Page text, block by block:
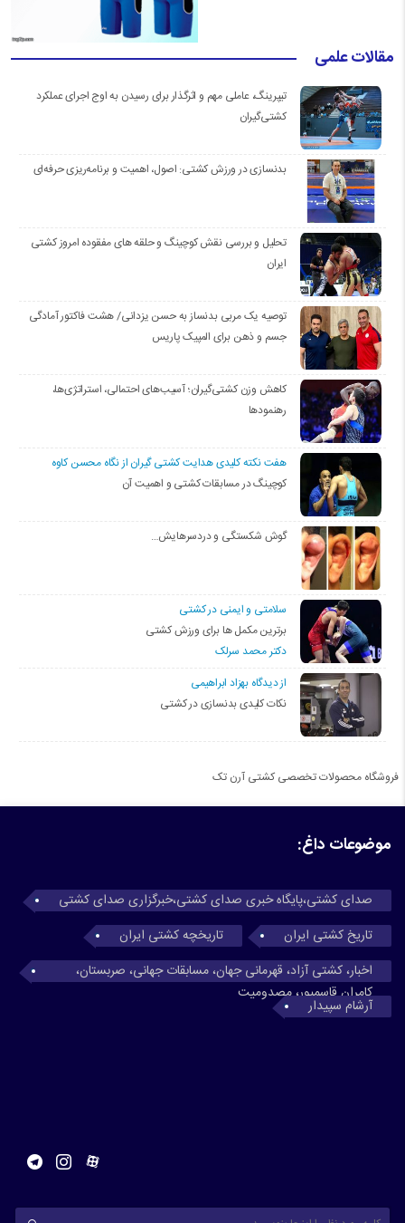
مقالات علمی
تیپرینگ، عاملی مهم و اثرگذار برای رسیدن به اوج اجرای عملکرد
کشتی‌گیران
بدنسازی در ورزش کشتی: اصول، اهمیت و برنامه‌ریزی حرفه‌ای
تحلیل و بررسی نقش کوچینگ و حلقه های مفقوده امروز کشتی
ایران
توصیه یک مربی بدنساز به حسن یزدانی/ هشت فاکتور آمادگی
جسم و ذهن برای المپیک پاریس
کاهش وزن کشتی‌گیران؛ آسیب‌های احتمالی، استراتژی‌ها،
رهنمودها
هفت نکته کلیدی هدایت کشتی گیران از نگاه محسن کاوه
کوچینگ در مسابقات کشتی و اهمیت آن
گوش شکستگی و دردسرهایش…
سلامتی و ایمنی در کشتی
برترین مکمل ها برای ورزش کشتی
دکتر محمد سرلک
از دیدگاه بهزاد ابراهیمی
نکات کلیدی بدنسازی در کشتی
فروشگاه محصولات تخصصی کشتی آرن تک
موضوعات داغ:
صدای کشتی،پایگاه خبری صدای کشتی،خبرگزاری صدای کشتی
تاریخ کشتی ایران
تاریخچه کشتی ایران
اخبار، کشتی آزاد، قهرمانی جهان، مسابقات جهانی، صربستان،
کامران قاسمپور، مصدومیت
آرشام سپیدار